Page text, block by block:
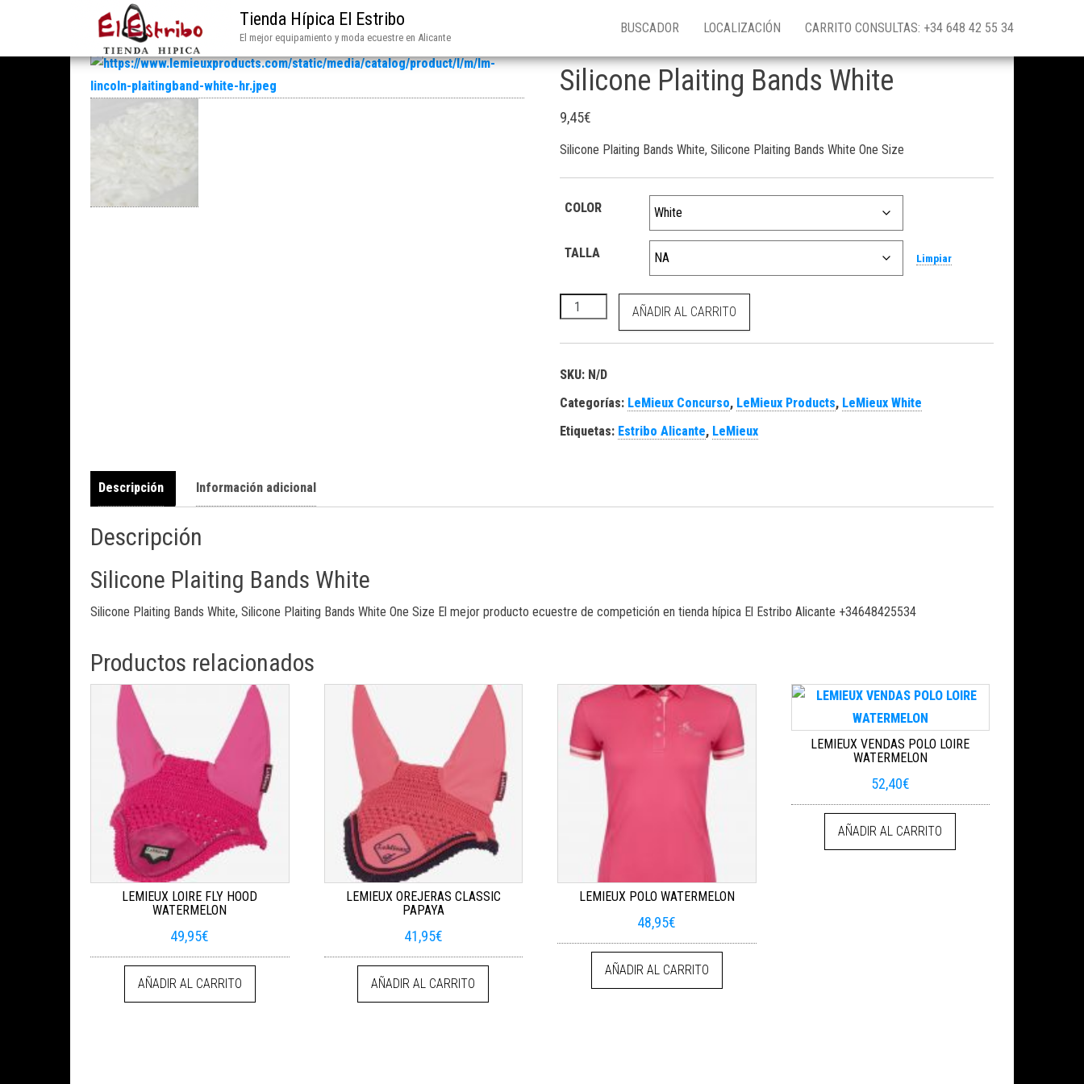
Tienda Hípica El Estribo
El mejor equipamiento y moda ecuestre en Alicante
BUSCADOR LOCALIZACIÓN CARRITO CONSULTAS: +34 648 42 55 34
Silicone Plaiting Bands White
9,45€
Silicone Plaiting Bands White, Silicone Plaiting Bands White One Size
COLOR
TALLA Limpiar
Silicone Plaiting Bands White cantidad
AÑADIR AL CARRITO
SKU: N/D
Categorías: LeMieux Concurso, LeMieux Products, LeMieux White
Etiquetas: Estribo Alicante, LeMieux
Descripción Información adicional
Descripción
Silicone Plaiting Bands White
Silicone Plaiting Bands White, Silicone Plaiting Bands White One Size El mejor producto ecuestre de competición en tienda hípica El Estribo Alicante +34648425534
Productos relacionados
LEMIEUX LOIRE FLY HOOD
WATERMELON
49,95€
AÑADIR AL CARRITO
LEMIEUX OREJERAS CLASSIC
PAPAYA
41,95€
AÑADIR AL CARRITO
LEMIEUX POLO WATERMELON
48,95€
AÑADIR AL CARRITO
LEMIEUX VENDAS POLO LOIRE
WATERMELON
52,40€
AÑADIR AL CARRITO